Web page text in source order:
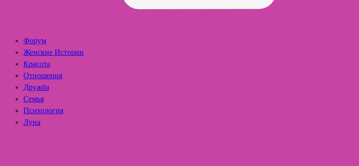
Форум
Женские Истории
Красота
Отношения
Дружба
Семья
Психология
Луна